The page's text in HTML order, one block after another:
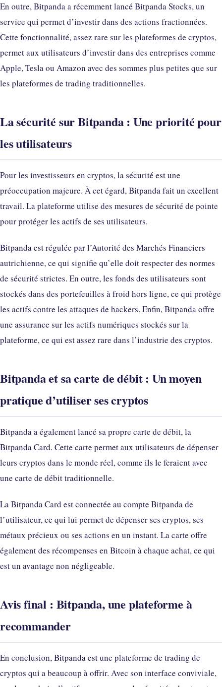
En outre, Bitpanda a récemment lancé Bitpanda Stocks, un
service qui permet d’investir dans des actions fractionnées.
Cette fonctionnalité, assez rare sur les plateformes de cryptos,
permet aux utilisateurs d’investir dans des entreprises comme
Apple, Tesla ou Amazon avec des sommes plus petites que sur
les plateformes de trading traditionnelles.
La sécurité sur Bitpanda : Une priorité pour
les utilisateurs
Pour les investisseurs en cryptos, la sécurité est une
préoccupation majeure. À cet égard, Bitpanda fait un excellent
travail. La plateforme utilise des mesures de sécurité de pointe
pour protéger les actifs de ses utilisateurs.
Bitpanda est régulée par l’Autorité des Marchés Financiers
autrichienne, ce qui signifie qu’elle doit respecter des normes
de sécurité strictes. En outre, les fonds des utilisateurs sont
stockés dans des portefeuilles à froid hors ligne, ce qui protège
les actifs contre les attaques de hackers. Enfin, Bitpanda offre
une assurance sur les actifs numériques stockés sur la
plateforme, ce qui est assez rare dans l’industrie des cryptos.
Bitpanda et sa carte de débit : Un moyen
pratique d’utiliser ses cryptos
Bitpanda a également lancé sa propre carte de débit, la
Bitpanda Card. Cette carte permet aux utilisateurs de dépenser
leurs cryptos dans le monde réel, comme ils le feraient avec
une carte de débit traditionnelle.
La Bitpanda Card est connectée au compte Bitpanda de
l’utilisateur, ce qui lui permet de dépenser ses cryptos, ses
métaux précieux ou ses actions en un instant. La carte offre
également des récompenses en Bitcoin à chaque achat, ce qui
est un avantage non négligeable.
Avis final : Bitpanda, une plateforme à
recommander
En conclusion, Bitpanda est une plateforme de trading de
cryptos qui a beaucoup à offrir. Avec son interface conviviale,